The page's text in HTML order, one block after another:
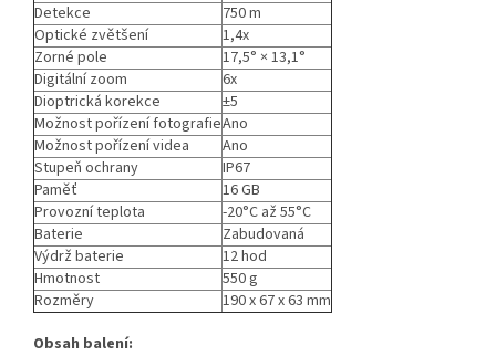
Detekce
750 m
Optické zvětšení
1,4x
Zorné pole
17,5° × 13,1°
Digitální zoom
6x
Dioptrická korekce
±5
Možnost pořízení fotografieAno
Možnost pořízení videa
Ano
Stupeň ochrany
IP67
Paměť
16 GB
Provozní teplota
-20°C až 55°C
Baterie
Zabudovaná
Výdrž baterie
12 hod
Hmotnost
550 g
Rozměry
190 x 67 x 63 mm
Obsah balení: